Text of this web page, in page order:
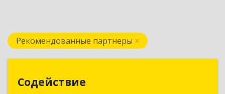
Рекомендованные партнеры
Содействие